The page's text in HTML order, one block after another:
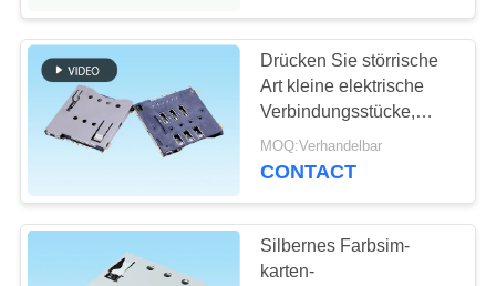
weibliches
Titelverbindungsstück
22
Drücken Sie störrische
Art kleine elektrische
Verbindungsstücke,
Verbindungsstück 6 SIM
Smart Card Pin
MOQ:Verhandelbar
CONTACT
Silbernes Farbsim-
karten-